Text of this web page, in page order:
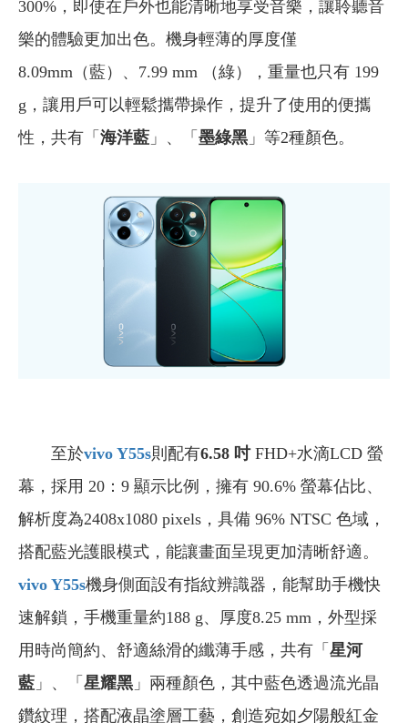
300%，即使在戶外也能清晰地享受音樂，讓聆聽音
樂的體驗更加出色。機身輕薄的厚度僅
8.09mm（藍）、7.99 mm （綠），重量也只有 199
g，讓用戶可以輕鬆攜帶操作，提升了使用的便攜
性，共有「 海洋藍 」、「 墨綠黑 」等2種顏色。
至於vivo Y55s則配有6.58 吋 FHD+水滴LCD 螢
幕，採用 20：9 顯示比例，擁有 90.6% 螢幕佔比、
解析度為2408x1080 pixels，具備 96% NTSC 色域，
搭配藍光護眼模式，能讓畫面呈現更加清晰舒適。
vivo Y55s機身側面設有指紋辨識器，能幫助手機快
速解鎖，手機重量約188 g、厚度8.25 mm，外型採
用時尚簡約、舒適絲滑的纖薄手感，共有「 星河
藍 」、「 星耀黑 」兩種顏色，其中藍色透過流光晶
鑽紋理，搭配液晶塗層工藝，創造宛如夕陽般紅金